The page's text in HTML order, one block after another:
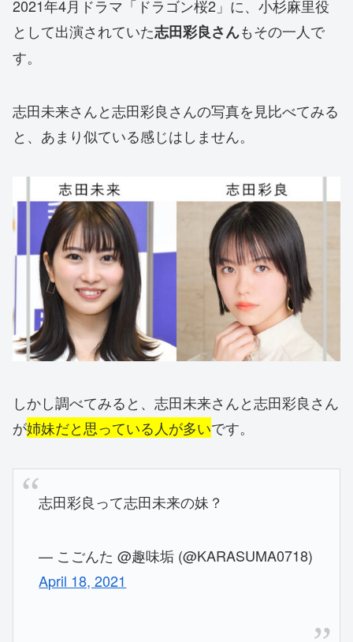
2021年4月ドラマ「ドラゴン桜2」に、小杉麻里役
として出演されていた志田彩良さんもその一人で
す。
志田未来さんと志田彩良さんの写真を見比べてみる
と、あまり似ている感じはしません。
しかし調べてみると、志田未来さんと志田彩良さん
が姉妹だと思っている人が多いです。
志田彩良って志田未来の妹？
— こごんた @趣味垢 (@KARASUMA0718)
April 18, 2021